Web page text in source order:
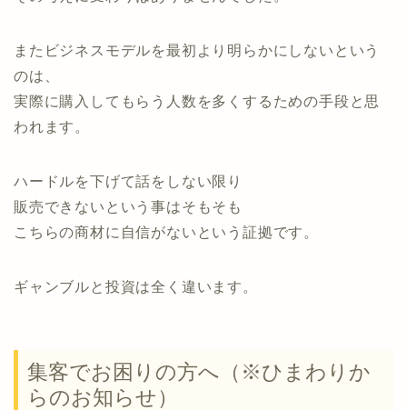
またビジネスモデルを最初より明らかにしないという
のは、
実際に購入してもらう人数を多くするための手段と思
われます。
ハードルを下げて話をしない限り
販売できないという事はそもそも
こちらの商材に自信がないという証拠です。
ギャンブルと投資は全く違います。
集客でお困りの方へ（※ひまわりか
らのお知らせ）